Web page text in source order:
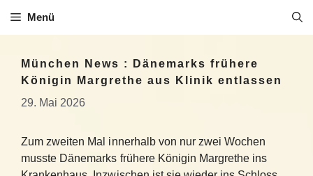
Inhalt
Menü
München News : Dänemarks frühere
Königin Margrethe aus Klinik entlassen
29. Mai 2026
Zum zweiten Mal innerhalb von nur zwei Wochen
musste Dänemarks frühere Königin Margrethe ins